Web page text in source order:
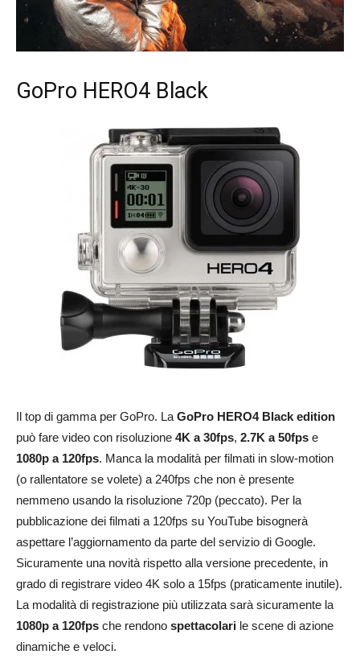
GoPro HERO4 Black
Il top di gamma per GoPro. LaGoPro HERO4 Black edition
può fare video con risoluzione 4K a 30fps, 2.7K a 50fps e
1080p a 120fps. Manca la modalità per filmati in slow-motion
(o rallentatore se volete) a 240fps che non è presente
nemmeno usando la risoluzione 720p (peccato). Per la
pubblicazione dei filmati a 120fps su YouTube bisognerà
aspettare l’aggiornamento da parte del servizio di Google.
Sicuramente una novità rispetto alla versione precedente, in
grado di registrare video 4K solo a 15fps (praticamente inutile).
La modalità di registrazione più utilizzata sarà sicuramente la
1080p a 120fps che rendono spettacolari le scene di azione
dinamiche e veloci.